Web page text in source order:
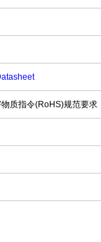
质指令(RoHS)规范要求